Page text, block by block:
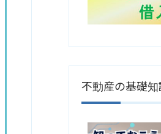
不動産の基礎